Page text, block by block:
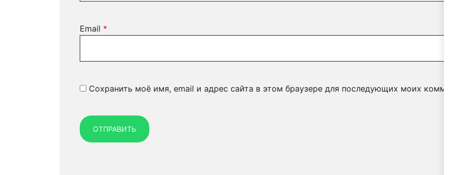
Email *
Сохранить моё имя, email и адрес сайта в этом браузере для последующих моих